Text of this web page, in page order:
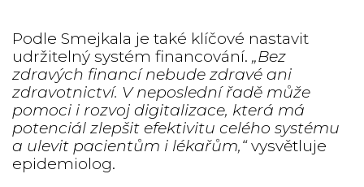
Podle Smejkala je také klíčové nastavit
udržitelný systém financování. „Bez
zdravých financí nebude zdravé ani
zdravotnictví. V neposlední řadě může
pomoci i rozvoj digitalizace, která má
potenciál zlepšit efektivitu celého systému
a ulevit pacientům i lékařům,“vysvětluje
epidemiolog.